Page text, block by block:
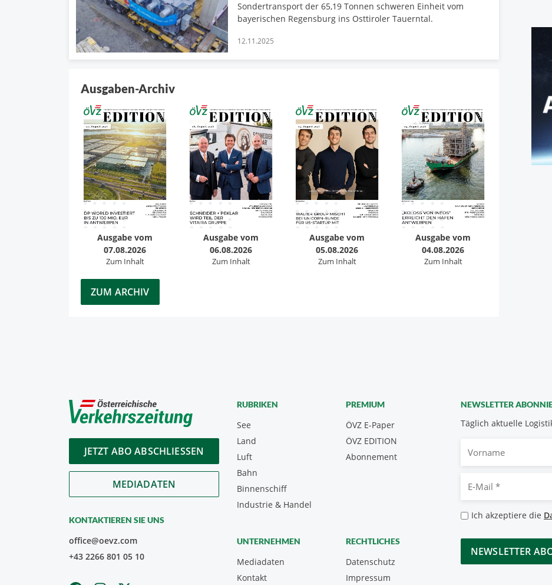
Sondertransport der 65,19 Tonnen schweren Einheit vom
bayerischen Regensburg ins Osttiroler Tauerntal.
12.11.2025
Ausgaben-Archiv
Ausgabe vom
07.08.2026
Zum Inhalt
Ausgabe vom
06.08.2026
Zum Inhalt
Ausgabe vom
05.08.2026
Zum Inhalt
Ausgabe vom
04.08.2026
Zum Inhalt
ZUM ARCHIV
JETZT ABO ABSCHLIESSEN
MEDIADATEN
KONTAKTIEREN SIE UNS
office@oevz.com
+43 2266 801 05 10
NEWSLETTER
Täglich aktuelle
Mail
Ich akzeptiere die
CAPTCHA
RUBRIKEN
See
Land
Luft
Bahn
Binnenschiff
Industrie & Handel
PREMIUM
ÖVZ E-Paper
Abonnement
ÖVZ EDITION
UNTERNEHMEN
Mediadaten
Kontakt
RECHTLICHES
Datenschutz
Impressum